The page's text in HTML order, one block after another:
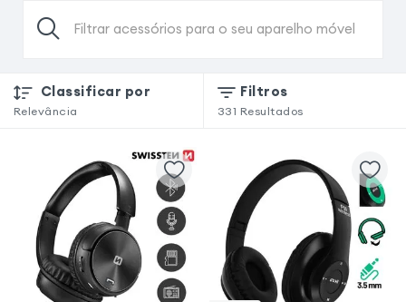
Filtrar acessórios para o seu aparelho móvel
Classificar por
Relevância
Filtros
331 Resultados